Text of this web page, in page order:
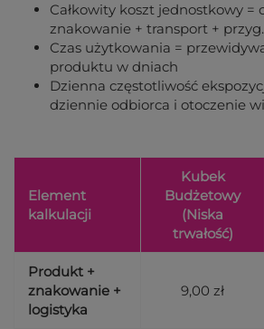
Całkowity koszt jednostkowy =
znakowanie + transport + przyg.
Czas użytkowania =
produktu w dniach
Dzienna częstotliwość
dziennie odbiorca i otoczenie
Element
kalkulacji
Kubek
Budżetowy
(Niska
trwałość)
Produkt +
znakowanie +
logistyka
9,00 zł